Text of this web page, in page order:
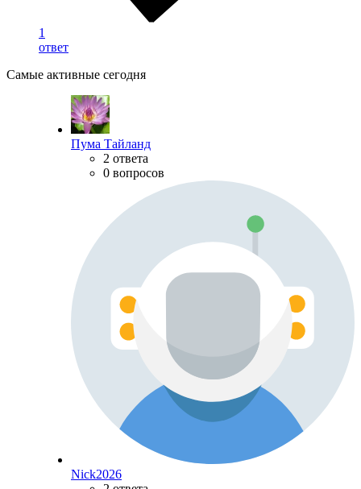
1
ответ
Самые активные сегодня
Пума Тайланд
2 ответа
0 вопросов
Nick2026